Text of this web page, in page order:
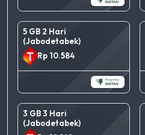
5 GB 2 Hari
(Jabodetabek)
Rp 10.584
3 GB 3 Hari
(Jabodetabek)